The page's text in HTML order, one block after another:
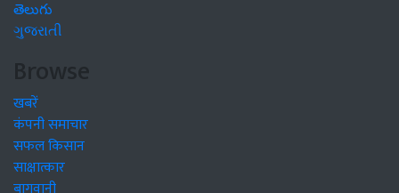
తెలుగు
ગુજરાતી
Browse
खबरें
कंपनी समाचार
सफल किसान
साक्षात्कार